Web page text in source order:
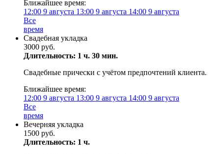
Ближайшее время:
12:00 9 августа 13:00 9 августа 14:00 9 августа
Все
время
Свадебная укладка
3000 руб.
Длительность: 1 ч. 30 мин.
Свадебные прически с учётом предпочтений клиента.
Ближайшее время:
12:00 9 августа 13:00 9 августа 14:00 9 августа
Все
время
Вечерняя укладка
1500 руб.
Длительность: 1 ч.